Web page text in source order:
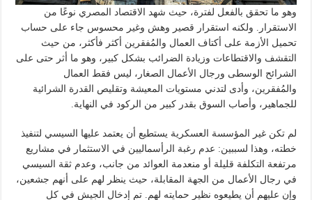
وهو ما تحقق بالفعل لفترة، حيث شهد الاقتصاد المصري نوعًا من
الاستقرار. ولكنه استقرار قصير وهش وغير محسوس جاء على حساب
تحميل الأزمة على أكتاف العمال والمُفقرين أكثر فأكثر، من حيث
التقشف والاقتطاعات وزيادة الضرائب بشكل كبير، وهو ما أثر حتى على
الشرائح الوسطى ورجال الأعمال الصغار، ليس فقط العمال
والمُفقرين، وأدى لتدني مستويات المعيشة وتقليص القدرة الشرائية
للجماهير، وأصاب السوق بقدر كبير من الركود في النهاية.
لم تكن غير المؤسسة العسكرية يستطيع أن يعتمد عليها السيسي لتنفيذ
خطته، وهذا لسببين: عدم رغبة الرأسماليين في الاستثمار في مشاريع
مرتفعة التكلفة قليلة أو منعدمة العوائد من جانب، وعدم ثقة السيسي
في رجال الأعمال من الجهة المقابلة، حيث ينظر لهم على أنهم جشعين،
وإن عليهم أن يطيعوه نظير حمايته لهم. تم إدخال الجيش في كل